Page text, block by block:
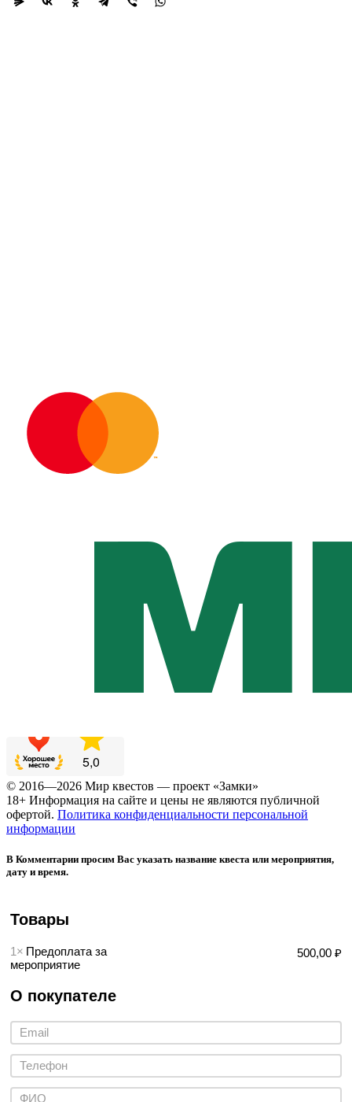
© 2016—2026 Мир квестов — проект «Замки»
18+ Информация на сайте и цены не являются публичной
офертой. Политика конфиденциальности персональной
информации
В Комментарии просим Вас указать название квеста или мероприятия,
дату и время.
Товары
1× Предоплата за
мероприятие
500,00 ₽
О покупателе